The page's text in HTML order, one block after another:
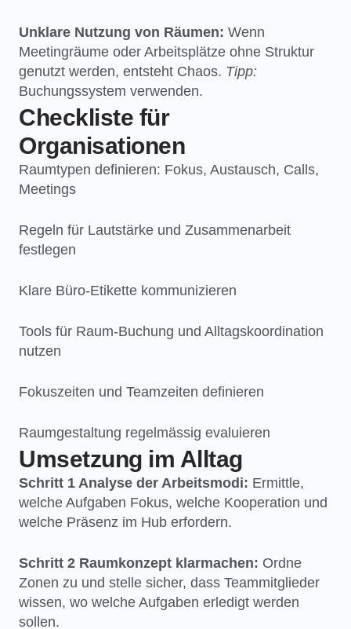
Unklare Nutzung von Räumen: Wenn
Meetingräume oder Arbeitsplätze ohne Struktur
genutzt werden, entsteht Chaos. Tipp:
Buchungssystem verwenden.
Checkliste für
Organisationen
Raumtypen definieren: Fokus, Austausch, Calls,
Meetings
Regeln für Lautstärke und Zusammenarbeit
festlegen
Klare Büro-Etikette kommunizieren
Tools für Raum-Buchung und Alltagskoordination
nutzen
Fokuszeiten und Teamzeiten definieren
Raumgestaltung regelmässig evaluieren
Umsetzung im Alltag
Schritt 1 Analyse der Arbeitsmodi: Ermittle,
welche Aufgaben Fokus, welche Kooperation und
welche Präsenz im Hub erfordern.
Schritt 2 Raumkonzept klarmachen: Ordne
Zonen zu und stelle sicher, dass Teammitglieder
wissen, wo welche Aufgaben erledigt werden
sollen.